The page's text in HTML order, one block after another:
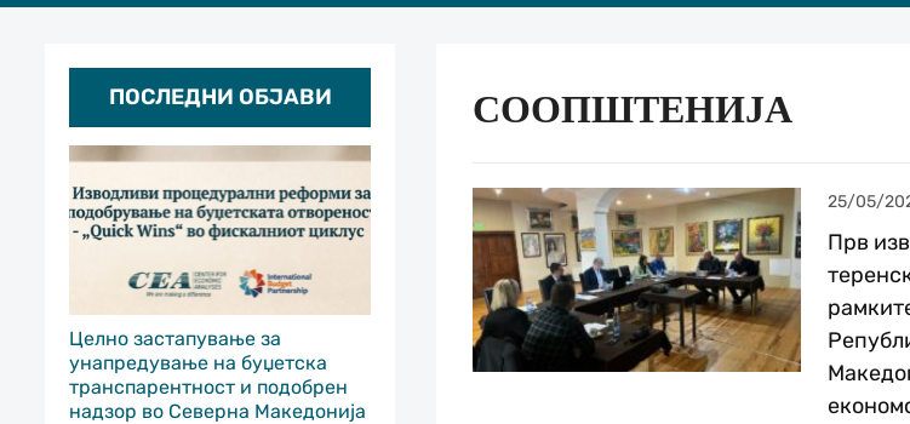
ПОСЛЕДНИ ОБЈАВИ
Целно застапување за
унапредување на буџетска
транспарентност и подобрен
надзор во Северна Македонија
СООПШТЕНИЈА
25/05/
Прв